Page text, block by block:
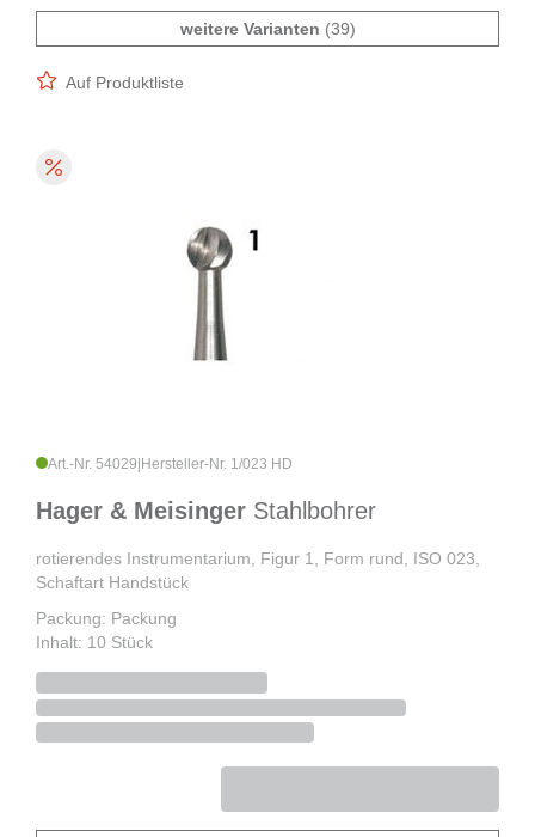
weitere Varianten (39)
Auf Produktliste
Art.-Nr. 54029 Hersteller-Nr. 1/023 HD
Hager & Meisinger Stahlbohrer
rotierendes Instrumentarium, Figur 1, Form rund, ISO 023,
Schaftart Handstück
Packung: Packung
Inhalt: 10 Stück